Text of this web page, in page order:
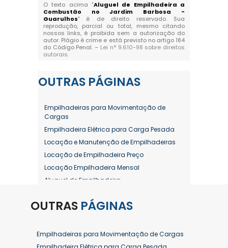
O texto acima "Aluguel de Empilhadeira a
Combustão no Jardim Barbosa -
Guarulhos" é de direito reservado. Sua
reprodução, parcial ou total, mesmo citando
nossos links, é proibida sem a autorização do
autor. Plágio é crime e está previsto no artigo 184
do Código Penal. – Lei n° 9.610-98 sobre direitos
autorais.
OUTRAS PÁGINAS
Empilhadeiras para Movimentação de
Cargas
Empilhadeira Elétrica para Carga Pesada
Locação e Manutenção de Empilhadeiras
Locação de Empilhadeira Preço
Locação Empilhadeira Mensal
Aluguel de Empilhadeira
Aluguel de Empilhadeira Diária Valor
Aluguel de Empilhadeira Elétrica Preço
Aluguel de Empilhadeira Mensal
OUTRAS PÁGINAS
Empilhadeiras para Movimentação de Cargas